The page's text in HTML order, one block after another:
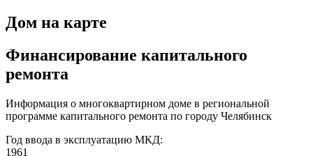
Дом на карте
Финансирование капитального
ремонта
Информация о многоквартирном доме в региональной
программе капитального ремонта по городу Челябинск
Год ввода в эксплуатацию МКД:
1961